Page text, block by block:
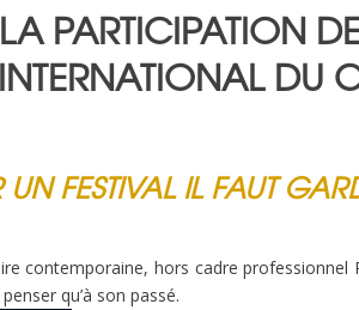
PARTICIPATION
DU
FESTIVAL IL FAUT
contemporaine, hors cadre
qu’à son passé.